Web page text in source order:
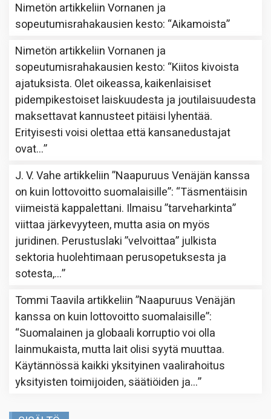
Nimetön artikkeliinVornanen ja
sopeutumisrahakausien kesto: “Aikamoista”
Nimetön artikkeliinVornanen ja
sopeutumisrahakausien kesto: “Kiitos kivoista
ajatuksista. Olet oikeassa, kaikenlaisiset
pidempikestoiset laiskuudesta ja joutilaisuudesta
maksettavat kannusteet pitäisi lyhentää.
Erityisesti voisi olettaa että kansanedustajat
ovat…”
J. V. Vahe artikkeliin”Naapuruus Venäjän kanssa
on kuin lottovoitto suomalaisille”: “Täsmentäisin
viimeistä kappalettani. Ilmaisu ”tarveharkinta”
viittaa järkevyyteen, mutta asia on myös
juridinen. Perustuslaki ”velvoittaa” julkista
sektoria huolehtimaan perusopetuksesta ja
sotesta,…”
Tommi Taavila artikkeliin”Naapuruus Venäjän
kanssa on kuin lottovoitto suomalaisille”:
“Suomalainen ja globaali korruptio voi olla
lainmukaista, mutta lait olisi syytä muuttaa.
Käytännössä kaikki yksityinen vaalirahoitus
yksityisten toimijoiden, säätiöiden ja…”